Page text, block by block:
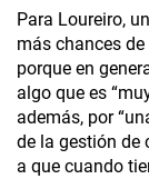
Para Loureiro,
más chances
porque en
algo que es
además, por
de la gestión de
a que cuando